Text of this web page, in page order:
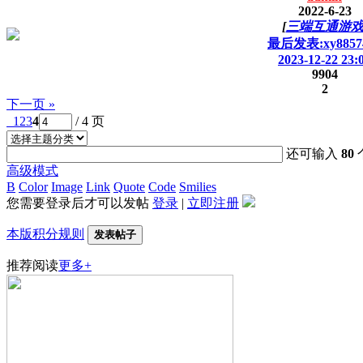
2022-6-23
[三端互通游戏
最后发表
2023-12-22
9904
2
下一页 »
1234 / 4 页
还可输入80
高级模式
B Color Image Link Quote Code Smilies
您需要登录后才可以发帖 登录 | 立即注册
本版积分规则 发表帖子
推荐阅读更多+